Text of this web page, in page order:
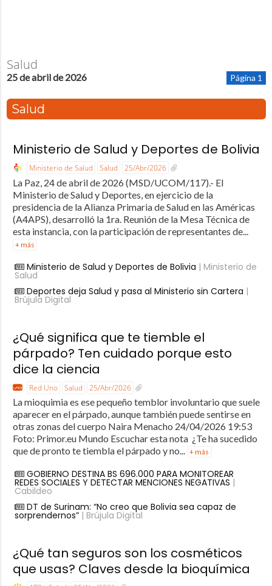
Salud
25 de abril de 2026 Página 1
Salud
Ministerio de Salud y Deportes de Bolivia
Ministerio de Salud Salud 25/Abr/2026
La Paz, 24 de abril de 2026 (MSD/UCOM/117).- El
Ministerio de Salud y Deportes, en ejercicio de la
presidencia de la Alianza Primaria de Salud en las Américas
(A4APS), desarrolló la 1ra. Reunión de la Mesa Técnica de
esta instancia, con la participación de representantes de...
+ más
Ministerio de Salud y Deportes de Bolivia | Ministerio de
Salud
Deportes deja Salud y pasa al Ministerio sin Cartera |
Brújula Digital
¿Qué significa que te tiemble el
párpado? Ten cuidado porque esto
dice la ciencia
Red Uno Salud 25/Abr/2026
La mioquimia es ese pequeño temblor involuntario que suele
aparecer en el párpado, aunque también puede sentirse en
otras zonas del cuerpo Naira Menacho 24/04/2026 19:53
Foto: Primor.eu Mundo Escuchar esta nota ¿Te ha sucedido
que de pronto te tiembla el párpado y no... + más
GOBIERNO DESTINA BS 696.000 PARA MONITOREAR
REDES SOCIALES Y DETECTAR MENCIONES NEGATIVAS |
Cabildeo
DT de Surinam: “No creo que Bolivia sea capaz de
sorprendernos”| Brújula Digital
¿Qué tan seguros son los cosméticos
que usas? Claves desde la bioquímica